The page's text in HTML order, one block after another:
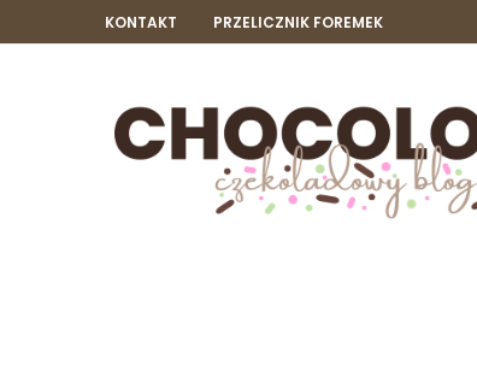
KONTAKT PRZELICZNIK FOREMEK